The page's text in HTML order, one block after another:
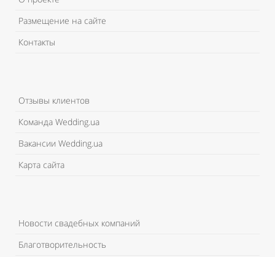
Размещение на сайте
Контакты
Отзывы клиентов
Команда Wedding.ua
Вакансии Wedding.ua
Карта сайта
Новости свадебных компаний
Благотворительность